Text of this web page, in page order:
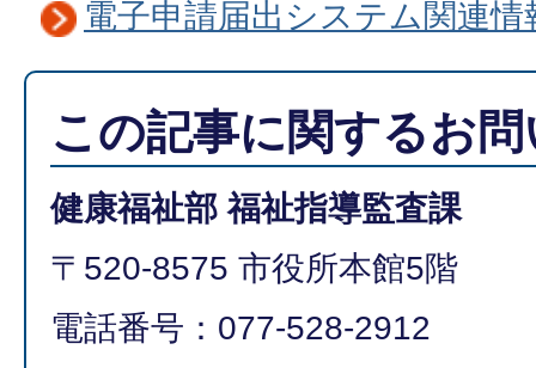
電子申請届出システム関連情
この記事に関するお
健康福祉部 福祉指導監査課
〒520-8575 市役所本館5階
電話番号：077-528-2912